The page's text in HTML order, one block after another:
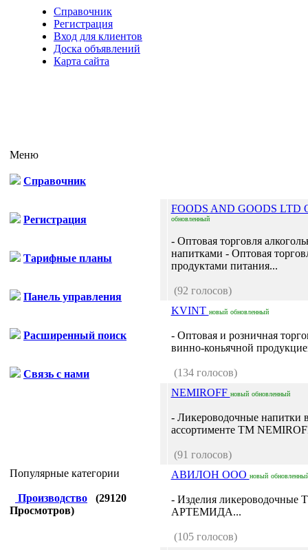
Справочник
Регистрация
Вход для клиентов
Доска объявлений
Карта сайта
Меню
Справочник
Регистрация
Тарифные планы
Панель управления
Расширенный поиск
Связь с нами
Популярные категории
Производство (29120
Просмотров)
FOODS AND GOODS
обновленный
- Оптовая торговля
напитками - Оптовая
продуктами питания...
(92 голосов)
KVINT новый обновленный
- Оптовая и розничная
винно-коньячной
(134 голосов)
NEMIROFF новый обновленный
- Ликероводочные напитки
ассортименте ТМ
(91 голосов)
АВИЛОН ООО новый
- Изделия ликероводочные
АРТЕМИДА...
(105 голосов)